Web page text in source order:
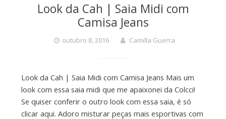
Look da Cah | Saia Midi com
Camisa Jeans
outubro 8, 2016 Camilla Guerra
Look da Cah | Saia Midi com Camisa Jeans Mais um
look com essa saia midi que me apaixonei da Colcci!
Se quiser conferir o outro look com essa saia, é só
clicar aqui. Adoro misturar peças mais esportivas com